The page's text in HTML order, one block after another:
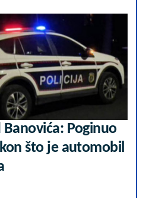
Banovića: Poginuo
što je automobil